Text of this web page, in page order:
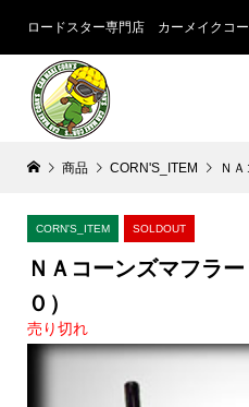
ロードスター専門店 カーメイクコ
商品 CORN'S_ITEM ＮＡ
CORN'S_ITEM SOLDOUT
ＮＡコーンズマフラ
０）
売り切れ